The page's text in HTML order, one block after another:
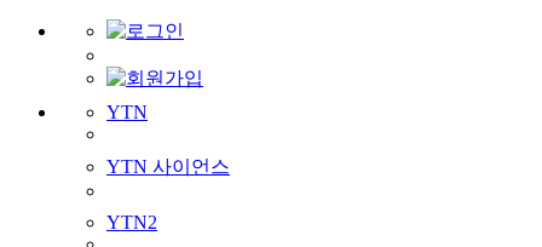
YTN
YTN 사이언스
YTN2